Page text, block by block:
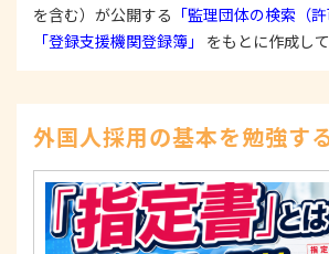
3. 苦情および相談等に対する適正な
本人からの苦情および相談があった場
示、訂正、削除、または利用もしく
を求められたときは、適法かつ遅滞な
4. 法令・指針・規範の遵守について
適正な個人情報保護の実現のため、
いに関する法令、国が定める指針お
範を遵守します。
を含む）が公開する 「監理団体の検索（
「登録支援機関登録簿」
をもとに作成して
外国人採用の基本を勉強す